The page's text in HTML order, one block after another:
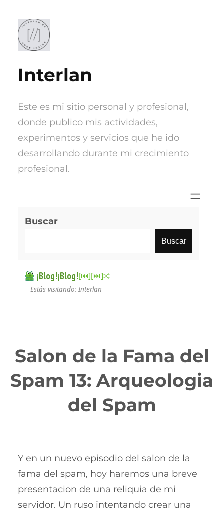
contenido
Interlan
Este es mi sitio personal y profesional,
donde publico mis actividades,
experimentos y servicios que he ido
desarrollando durante mi crecimiento
profesional.
Buscar
Buscar
¡Blog!¡Blog![⏮︎][⏭︎]
Estás visitando: Interlan
Salon de la Fama del
Spam 13: Arqueologia
del Spam
Y en un nuevo episodio del salon de la
fama del spam, hoy haremos una breve
presentacion de una reliquia de mi
servidor. Un ruso intentando crear una